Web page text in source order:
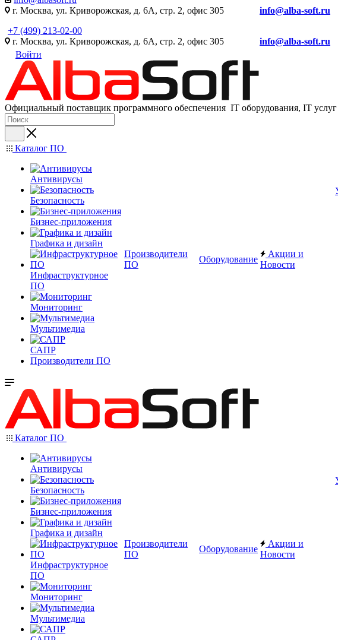
г. Москва, ул. Криворожская, д. 6А, стр. 2, офис 305 info@alba-soft.ru
+7 (499) 213-02-00
г. Москва, ул. Криворожская, д. 6А, стр. 2, офис 305 info@alba-soft.ru
Войти
Официальный поставщик программного обеспечения IT оборудования, IT услуг
Каталог ПО
Антивирусы
Безопасность
Бизнес-приложения
Графика и дизайн
Инфраструктурное
ПО
Мониторинг
Мультимедиа
САПР
Производители ПО
Производители
ПО
Оборудование
Акции и
Новости
Каталог ПО
Антивирусы
Безопасность
Бизнес-приложения
Графика и дизайн
Инфраструктурное
ПО
Мониторинг
Мультимедиа
Производители
ПО
Оборудование
Акции и
Новости